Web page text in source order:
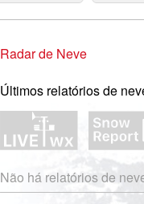
Radar de Neve
Últimos relatórios de
Não há relatórios de